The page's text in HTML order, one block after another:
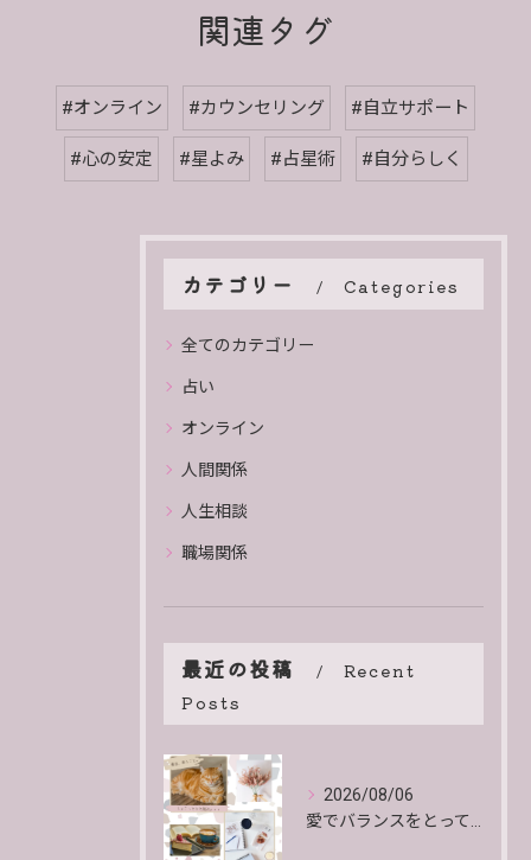
関連タグ
#オンライン #カウンセリング #自立サポート
#心の安定 #星よみ #占星術 #自分らしく
カテゴリー Categories
全てのカテゴリー
占い
オンライン
人間関係
人生相談
職場関係
最近の投稿
Recent
Posts
2026/08/06